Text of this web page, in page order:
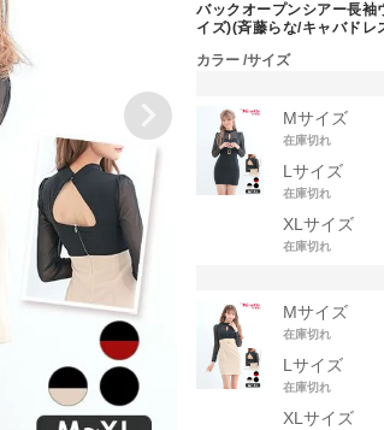
バックオープンシアー長袖
イズ)(斉藤らな/キャバド
カラー サイズ
Mサイズ
在庫切れ
Lサイズ
在庫切れ
XLサイズ
在庫切れ
Mサイズ
在庫切れ
Lサイズ
在庫切れ
XLサイズ